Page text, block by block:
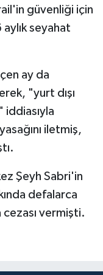
güvenliği için
seyahat
ay da
"yurt dışı
iddiasıyla
iletmiş,
Şeyh Sabri'in
defalarca
vermişti.